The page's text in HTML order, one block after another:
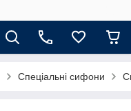
Спеціальні сифони